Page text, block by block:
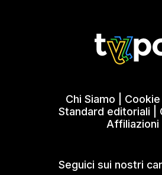
Chi Siamo
Standard editoriali
Affiliazioni
Seguici sui nostri